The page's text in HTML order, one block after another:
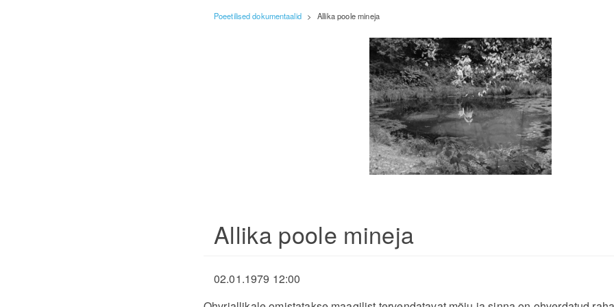
Poeetilised dokumentaalid > Allika poole mineja
Allika poole mineja
02.01.1979 12:00